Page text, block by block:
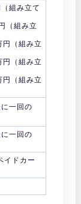
組み立て
（組み立
円（組み立
円（組み立
円（組み立
一回の
一回の
イドカー